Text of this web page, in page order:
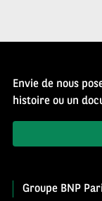
Envie de nous
histoire ou un
Groupe BNP